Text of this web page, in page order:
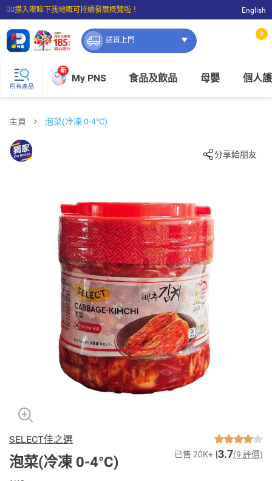
☝🏼㩒入嚟睇下我哋嘅可持續發展概覽啦！
⭐購物滿$399即享免費送貨；滿$100即可免費店取。
English
送貨上門
0
所有產品
新
My PNS 食品及飲品 母嬰 個人
主頁 泡菜(冷凍 0-4°C)
分享給朋友
SELECT佳之選
泡菜(冷凍 0-4°C) 已售 20K+ 3.7(9 評價)